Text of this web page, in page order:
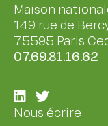
Maison
149 rue de
75595 Paris
07.69.81.16.62
Nous écrire